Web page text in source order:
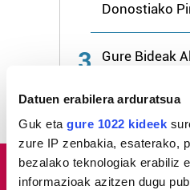
Datuen erabilera arduratsua
Guk eta gure 1022 kideek
zure IP zenbakia, esaterako,
bezalako teknologiak erabiliz
informazioak azitzen dugu
Donostiako
3
Gure Bideak